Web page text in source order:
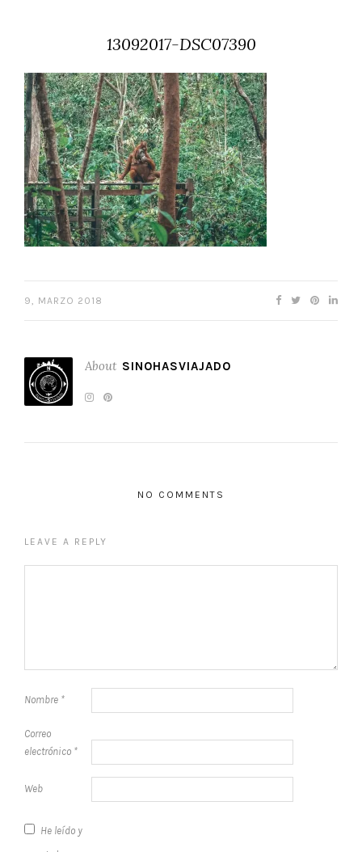
13092017-DSC07390
9, MARZO 2018
About SINOHASVIAJADO
NO COMMENTS
LEAVE A REPLY
Nombre *
Correo
electrónico *
Web
He leído y